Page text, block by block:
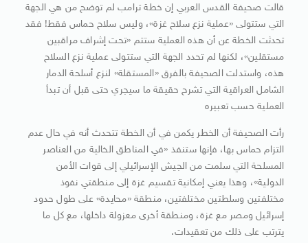
قالت صحيفة القدس العربي إن خطة ترامب لم توضح من هي الجهة
التي ستتولى «عملية نزع سلاح غزة»، وليس سلاح حماس فقط! فقد
تحدثت الخطة عن أن هذه العملية ستتم «تحت إشراف مراقبين
مستقلين»، لكنها لم تحدد الجهة التي ستتولى عملية نزع السلاح
هذه، واستدلت الصحيفة بالفرق «المستقلة» لنزع أسلحة الدمار
الشامل العراقية التي تشرح حقيقة ما سيجري حتى قبل أن تبدأ
العملية حسب تعبيره
رأت الصحيفة أن الخطر يكمن في أن الخطة تتحدث أنه في حال عدم
التزام حماس بها، فإنها ستنفذ «في المناطق الخالية من العناصر
المسلحة التي سلمت من الجيش الإسرائيلي إلى قوات الأمن
الدولية»، وهذا يعني إمكانية تقسيم غزة إلى منطقتي نفوذ
مختلفتين وسلطتين مختلفتين، منطقة «محايدة» على طول حدود
إسرائيل ومصر مع غزة، ومنطقة أخرى معزولة داخلها، مع كل ما
يترتب على ذلك من تعقيدات.